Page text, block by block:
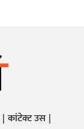
कांटेक्ट उस